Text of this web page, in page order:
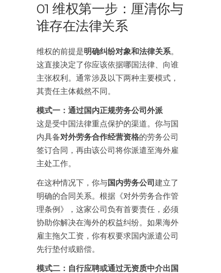
01 维权第一步：厘清你与
谁存在法律关系
维权的前提是明确纠纷对象和法律关系。
这直接决定了你应该依据哪国法律、向谁
主张权利。通常涉及以下两种主要模式，
其责任主体截然不同。
模式一：通过国内正规劳务公司外派
这是受中国法律重点保护的渠道。你与国
内具备对外劳务合作经营资格的劳务公司
签订合同，再由该公司将你派遣至海外雇
主处工作。
在这种情况下，你与国内劳务公司建立了
明确的合同关系。根据《对外劳务合作管
理条例》，这家公司负有首要责任，必须
协助你解决在海外的权益纠纷。如果海外
雇主拖欠工资，你有权要求国内派遣公司
先行垫付或赔偿。
模式二：自行应聘或通过无资质中介出国